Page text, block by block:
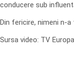
conducere sub
Din fericire, nimeni n-
Sursa video: TV